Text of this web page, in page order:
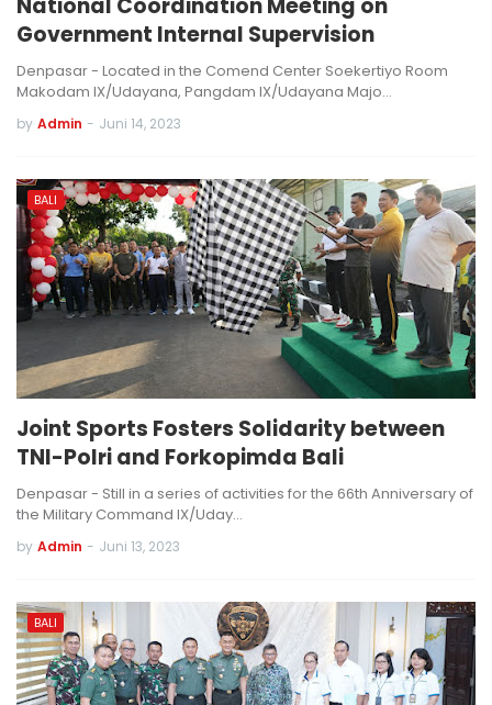
National Coordination Meeting on
Government Internal Supervision
Denpasar - Located in the Comend Center Soekertiyo Room
Makodam IX/Udayana, Pangdam IX/Udayana Majo…
by Admin - Juni 14, 2023
BALI
Joint Sports Fosters Solidarity between
TNI-Polri and Forkopimda Bali
Denpasar - Still in a series of activities for the 66th Anniversary of
the Military Command IX/Uday…
by Admin - Juni 13, 2023
BALI